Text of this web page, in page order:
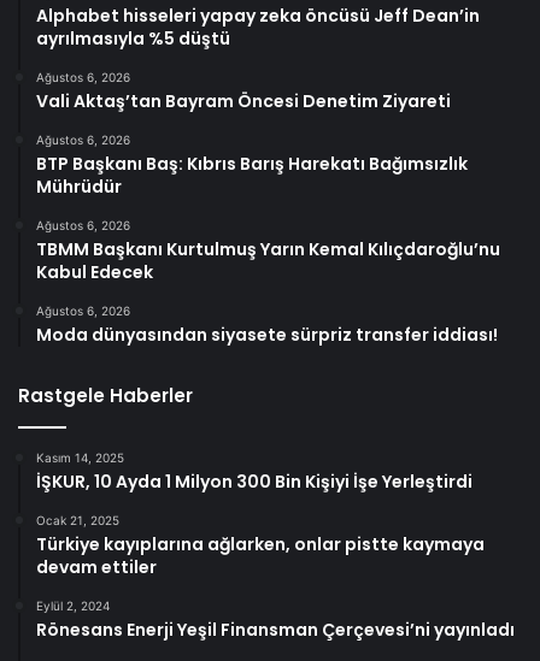
Alphabet hisseleri yapay zeka öncüsü Jeff Dean’in
ayrılmasıyla %5 düştü
Ağustos 6, 2026
Vali Aktaş’tan Bayram Öncesi Denetim Ziyareti
Ağustos 6, 2026
BTP Başkanı Baş: Kıbrıs Barış Harekatı Bağımsızlık
Mührüdür
Ağustos 6, 2026
TBMM Başkanı Kurtulmuş Yarın Kemal Kılıçdaroğlu’nu
Kabul Edecek
Ağustos 6, 2026
Moda dünyasından siyasete sürpriz transfer iddiası!
Rastgele Haberler
Kasım 14, 2025
İŞKUR, 10 Ayda 1 Milyon 300 Bin Kişiyi İşe Yerleştirdi
Ocak 21, 2025
Türkiye kayıplarına ağlarken, onlar pistte kaymaya
devam ettiler
Eylül 2, 2024
Rönesans Enerji Yeşil Finansman Çerçevesi’ni yayınladı